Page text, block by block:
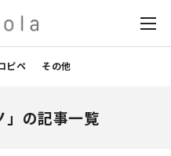
ピペ その他
」の記事一覧